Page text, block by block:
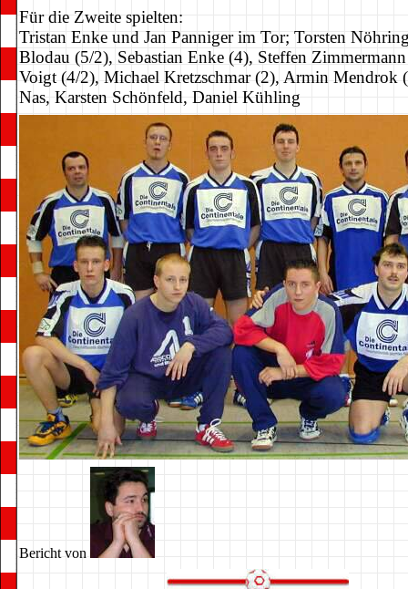
Für die Zweite spielten:
Tristan Enke und Jan Panniger im Tor; Torsten
Blodau (5/2), Sebastian Enke (4), Steffen
Voigt (4/2), Michael Kretzschmar (2), Armin Mendrok
Nas, Karsten Schönfeld, Daniel Kühling
Bericht von